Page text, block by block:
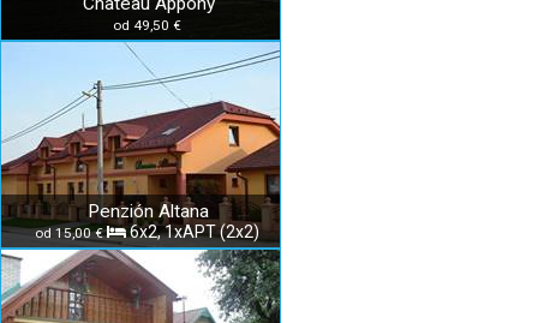
od 49,50 €
Penzión Altana
od 15,00 € 6x2, 1xAPT (2x2)